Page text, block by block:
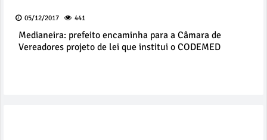
05/12/2017 441
Medianeira: prefeito encaminha para a Câmara de
Vereadores projeto de lei que institui o CODEMED